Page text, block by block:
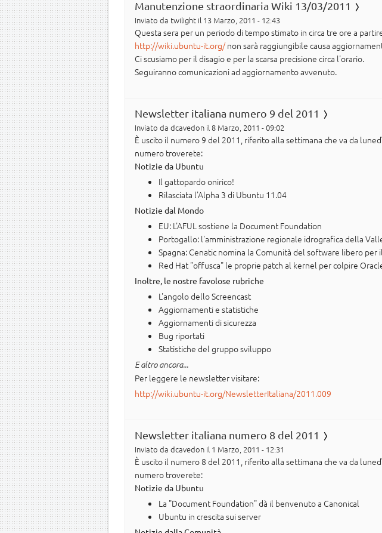
Manutenzione straordinaria Wiki 13/03/2011
Inviato da twilight il 13 Marzo, 2011 - 12:43
Questa sera per un periodo di tempo stimato in circa tre ore a
http://wiki.ubuntu-it.org/non sarà raggiungibile causa
Ci scusiamo per il disagio e per la scarsa precisione circa l'orario.
Seguiranno comunicazioni ad aggiornamento avvenuto.
Newsletter italiana numero 9 del 2011
Inviato da dcavedon il 8 Marzo, 2011 - 09:02
È uscito il numero 9 del 2011, riferito alla settimana che va da
numero troverete:
Notizie da Ubuntu
Il gattopardo onirico!
Rilasciata l'Alpha 3 di Ubuntu 11.04
Notizie dal Mondo
EU: L'AFUL sostiene la Document Foundation
Portogallo: l'amministrazione regionale idrografica della
Spagna: Cenatic nomina la Comunità del software libero
Red Hat "offusca" le proprie patch al kernel per colpire
Inoltre, le nostre favolose rubriche
L'angolo dello Screencast
Aggiornamenti e statistiche
Aggiornamenti di sicurezza
Bug riportati
Statistiche del gruppo sviluppo
E altro ancora...
Per leggere le newsletter visitare:
http://wiki.ubuntu-it.org/NewsletterItaliana/2011.009
Newsletter italiana numero 8 del 2011
Inviato da dcavedon il 1 Marzo, 2011 - 12:31
È uscito il numero 8 del 2011, riferito alla settimana che va da
numero troverete:
Notizie da Ubuntu
La "Document Foundation" dà il benvenuto a Canonical
Ubuntu in crescita sui server